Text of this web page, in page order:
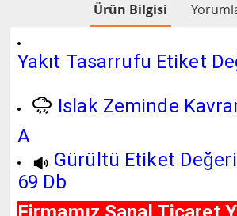
Ürün Bilgisi
Yakıt Tasarrufu Etiket
Islak Zeminde
A
Gürültü Etiket
69 Db